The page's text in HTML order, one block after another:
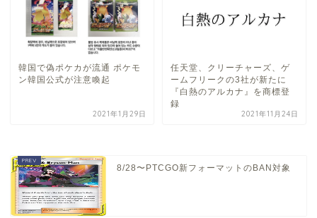
韓国で偽ポケカが流通 ポケモ
ン韓国公式が注意喚起
2021年1月29日
任天堂、クリーチャーズ、ゲ
ームフリークの3社が新たに
『白熱のアルカナ』を商標登
録
2021年11月24日
8/28〜PTCGO新フォーマットのBAN対象